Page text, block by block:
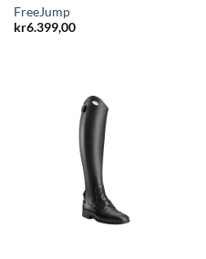
FreeJump
kr6.399,00